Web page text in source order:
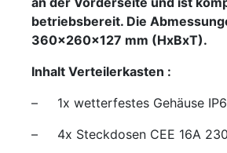
betriebsbereit. Die
360x260x127 mm (HxBxT).
Inhalt Verteilerkasten :
– 1x wetterfestes Gehäuse
– 4x Steckdosen CEE 16A